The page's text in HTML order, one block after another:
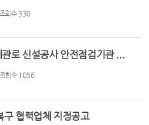
조회수 330
로 신설공사 안전점검기관 ...
조회수 1056
구 협력업체 지정공고